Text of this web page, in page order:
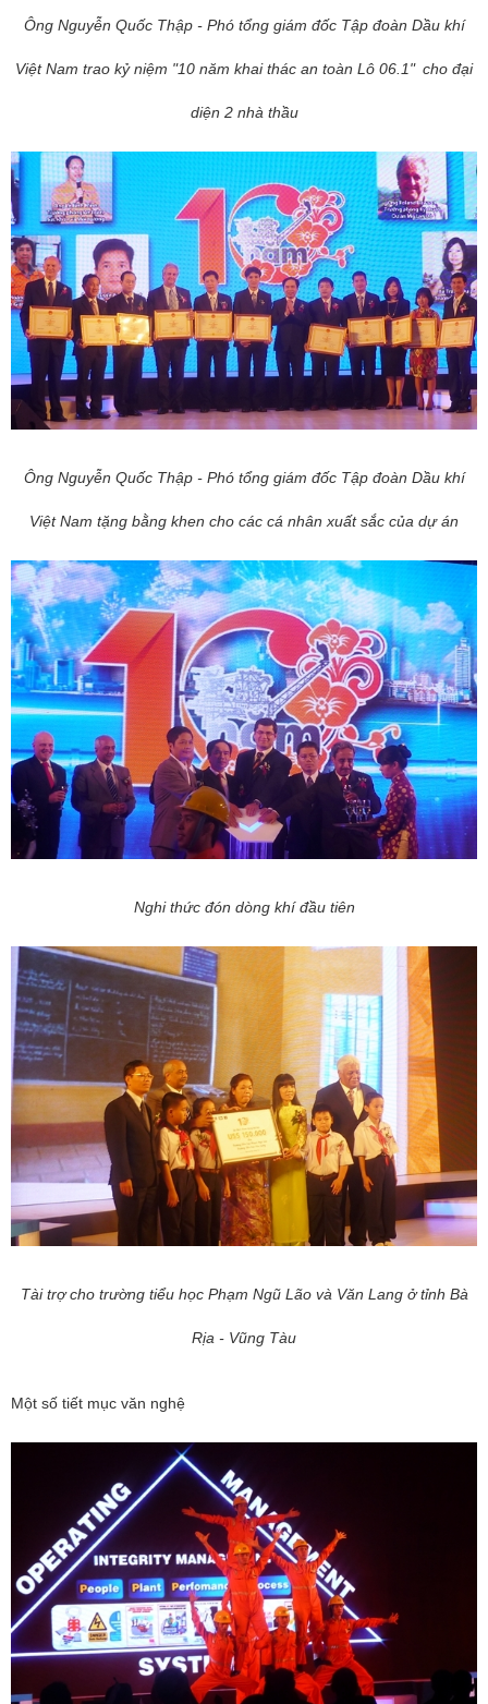
Ông Nguyễn Quốc Thập - Phó tổng giám đốc Tập đoàn Dầu khí
Việt Nam trao kỷ niệm "10 năm khai thác an toàn Lô 06.1" cho đại
diện 2 nhà thầu
Ông Nguyễn Quốc Thập - Phó tổng giám đốc Tập đoàn Dầu khí
Việt Nam tặng bằng khen cho các cá nhân xuất sắc của dự án
Nghi thức đón dòng khí đầu tiên
Tài trợ cho trường tiểu học Phạm Ngũ Lão và Văn Lang ở tỉnh Bà
Rịa - Vũng Tàu
Một số tiết mục văn nghệ